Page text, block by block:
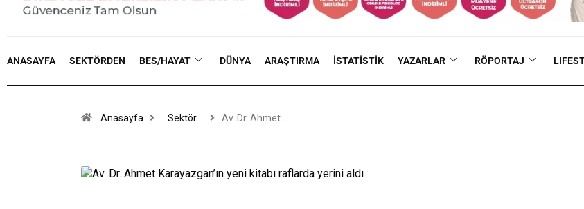
ANASAYFA SEKTÖRDEN BES/HAYAT DÜNYA ARAŞTIRMA İSTATISTIK YAZARLAR RÖPORTAJ
Anasayfa Sektör Av. Dr. Ahmet…